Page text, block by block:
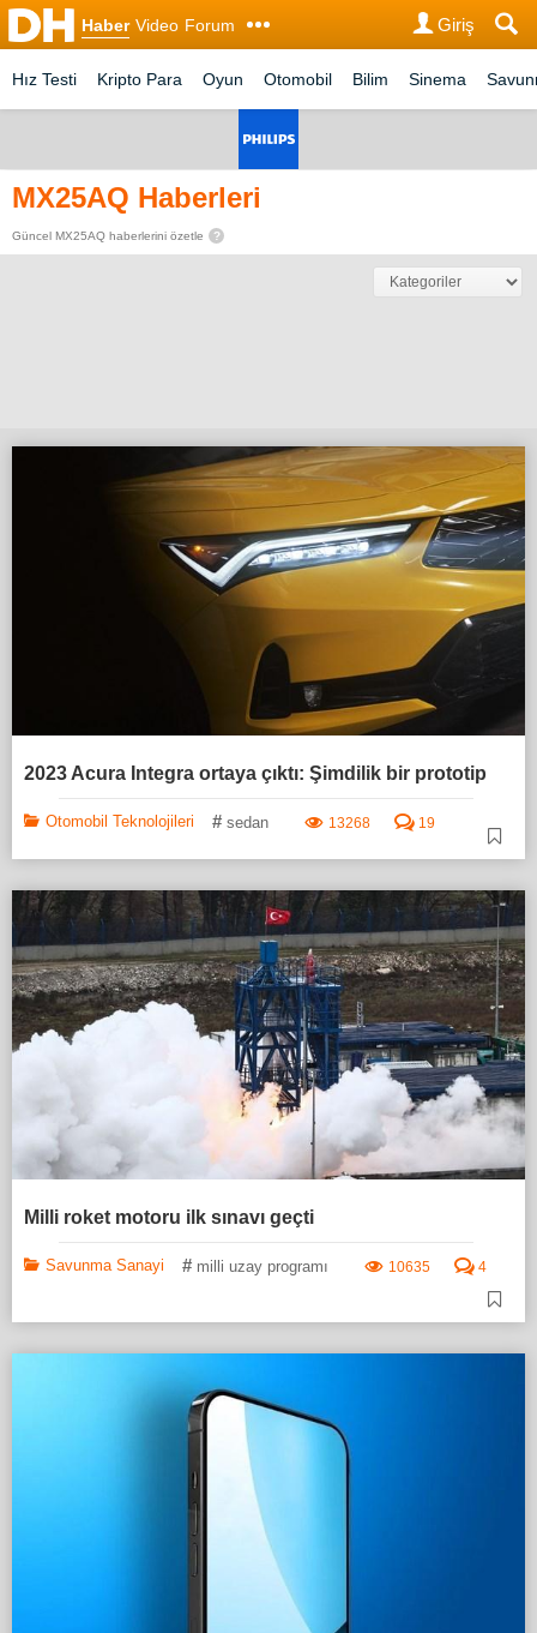
Haber Video Forum Giriş
Hız Testi Kripto Para Oyun Otomobil Bilim Sinema
MX25AQ Haberleri
Güncel MX25AQ haberlerini özetle ?
2023 Acura Integra ortaya çıktı: Şimdilik bir prototip
Otomobil Teknolojileri # sedan 13268 19
Milli roket motoru ilk sınavı geçti
Savunma Sanayi # milli uzay programı 10635 4